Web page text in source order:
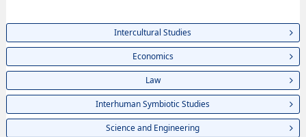
Intercultural Studies
Economics
Law
Interhuman Symbiotic Studies
Science and Engineering